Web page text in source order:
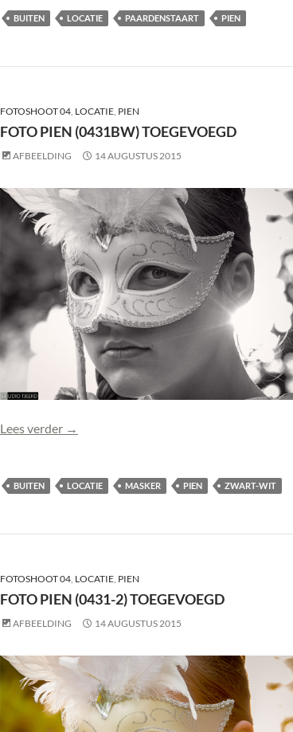
BUITEN LOCATIE PAARDENSTAART PIEN
FOTOSHOOT 04 LOCATIE PIEN
FOTO PIEN (0431BW) TOEGEVOEGD
AFBEELDING 14 AUGUSTUS 2015
Lees verder Foto Pien (0431BW) toegevoegd
→
BUITEN LOCATIE MASKER PIEN ZWART-WIT
FOTOSHOOT 04, LOCATIE, PIEN
FOTO PIEN (0431-2) TOEGEVOEGD
AFBEELDING 14 AUGUSTUS 2015